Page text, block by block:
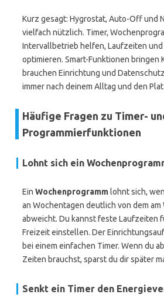
Kurz gesagt: Hygrostat, Auto-Off und
vielfach nützlich. Timer,
Intervallbetrieb helfen, Laufzeiten und
optimieren. Smart-Funktionen bringen
brauchen Einrichtung und
immer nach deinem Alltag und den
Häufige Fragen zu Timer-
Programmierfunktionen
Lohnt sich ein
Ein Wochenprogramm lohnt sich,
an Wochentagen deutlich von dem am
abweicht. Du kannst feste Laufzeiten
Freizeit einstellen. Der
bei einem einfachen Timer. Wenn du
Zeiten brauchst, sparst du dir später
Senkt ein Timer den